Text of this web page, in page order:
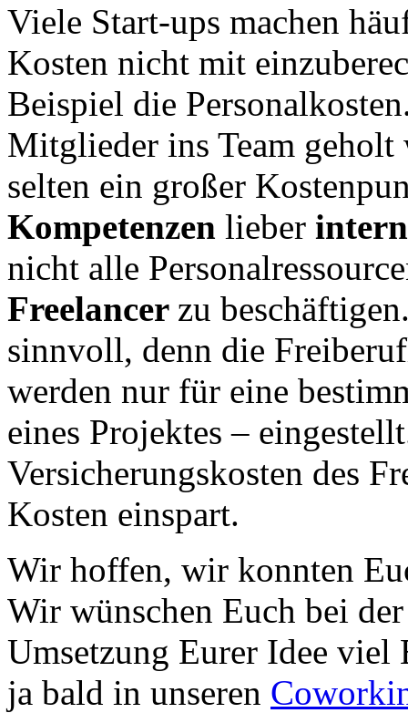
Viele Start-ups machen
Kosten nicht mit
Beispiel die
Mitglieder ins Team geholt
selten ein großer
Kompetenzen lieber
nicht alle
Freelancer zu
sinnvoll, denn die
werden nur für eine
eines Projektes –
Versicherungskosten des
Kosten einspart.
Wir hoffen, wir konnten
Wir wünschen Euch bei
Umsetzung Eurer Idee
ja bald in unseren